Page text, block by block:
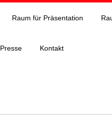
Raum für Präsentation
Presse Kontakt